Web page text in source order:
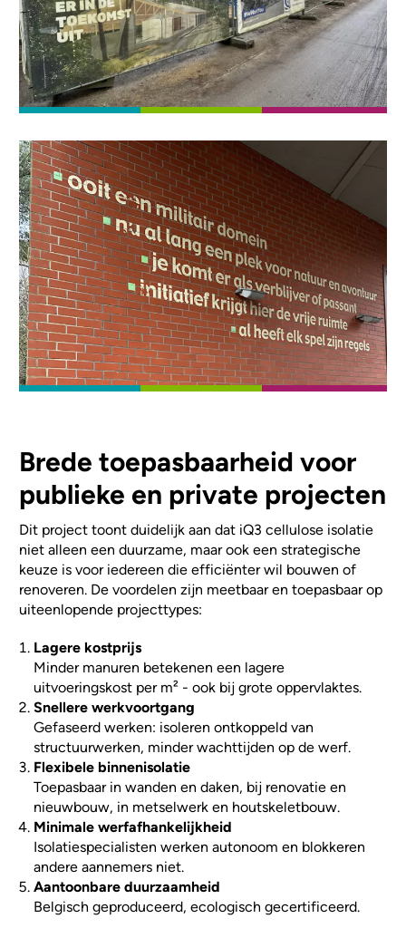
Brede toepasbaarheid voor
publieke en private projecten
Dit project toont duidelijk aan dat iQ3 cellulose isolatie
niet alleen een duurzame, maar ook een strategische
keuze is voor iedereen die efficiënter wil bouwen of
renoveren. De voordelen zijn meetbaar en toepasbaar op
uiteenlopende projecttypes:
Lagere kostprijs
Minder manuren betekenen een lagere
uitvoeringskost per m² - ook bij grote oppervlaktes.
Snellere werkvoortgang
Gefaseerd werken: isoleren ontkoppeld van
structuurwerken, minder wachttijden op de werf.
Flexibele binnenisolatie
Toepasbaar in wanden en daken, bij renovatie en
nieuwbouw, in metselwerk en houtskeletbouw.
Minimale werfafhankelijkheid
Isolatiespecialisten werken autonoom en blokkeren
andere aannemers niet.
Aantoonbare duurzaamheid
Belgisch geproduceerd, ecologisch gecertificeerd.